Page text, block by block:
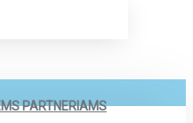
PARTNERIAMS